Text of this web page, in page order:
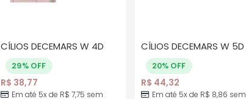
CÍLIOS DECEMARS W 4D
29% OFF
R$ 38,77
Em até 5x de R$ 7,75 sem
CÍLIOS DECEMARS W 5D
20% OFF
R$ 44,32
Em até 5x de R$ 8,86 sem